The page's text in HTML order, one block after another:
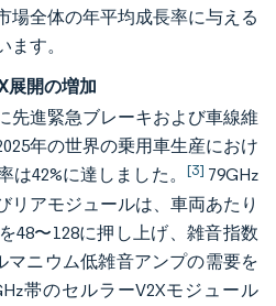
場全体の年平均成長率に与える
ます。
展開の増加
先進緊急ブレーキおよび車線維
年の世界の乗用車生産におけ
42%に達しました。 [3] 79GHz
リアモジュールは、車両あたり
48〜128に押し上げ、雑音指数
マニウム低雑音アンプの需要を
帯のセルラーV2Xモジュール